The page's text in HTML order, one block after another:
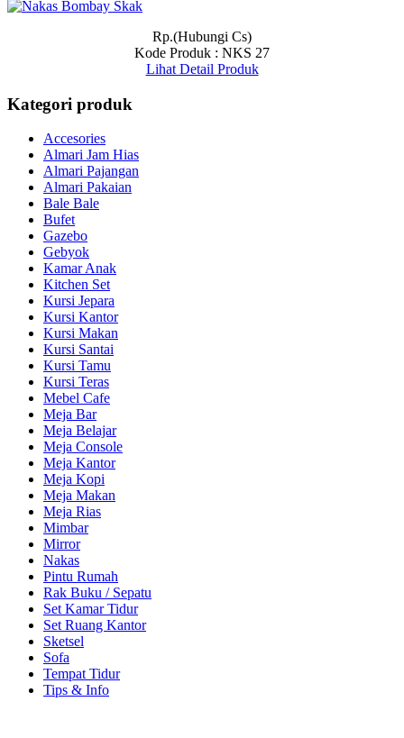
Rp.(Hubungi Cs)
Kode Produk : NKS 27
Lihat Detail Produk
Kategori produk
Accesories
Almari Jam Hias
Almari Pajangan
Almari Pakaian
Bale Bale
Bufet
Gazebo
Gebyok
Kamar Anak
Kitchen Set
Kursi Jepara
Kursi Kantor
Kursi Makan
Kursi Santai
Kursi Tamu
Kursi Teras
Mebel Cafe
Meja Bar
Meja Belajar
Meja Console
Meja Kantor
Meja Kopi
Meja Makan
Meja Rias
Mimbar
Mirror
Nakas
Pintu Rumah
Rak Buku / Sepatu
Set Kamar Tidur
Set Ruang Kantor
Sketsel
Sofa
Tempat Tidur
Tips & Info